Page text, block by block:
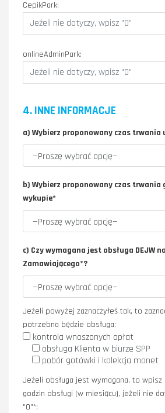
CepikPark:
onlineAdminPark:
4. INNE INFORMACJE
a) Wybierz proponowany czas trwania
b) Wybierz proponowany czas trwania
wykupie*
c) Czy wymagana jest obsługa DEJW
Zamawiającego*?
Jeżeli powyżej zaznaczyłeś tak, to
potrzebna będzie obsługa:
kontrola wnoszonych opłat
obsługa Klienta w biurze SPP
pobór gotówki i kolekcja monet
Jeżeli obsługa jest wymagana, to wpisz
godzin obsługi (w miesiącu), jeżeli nie
"0"*: